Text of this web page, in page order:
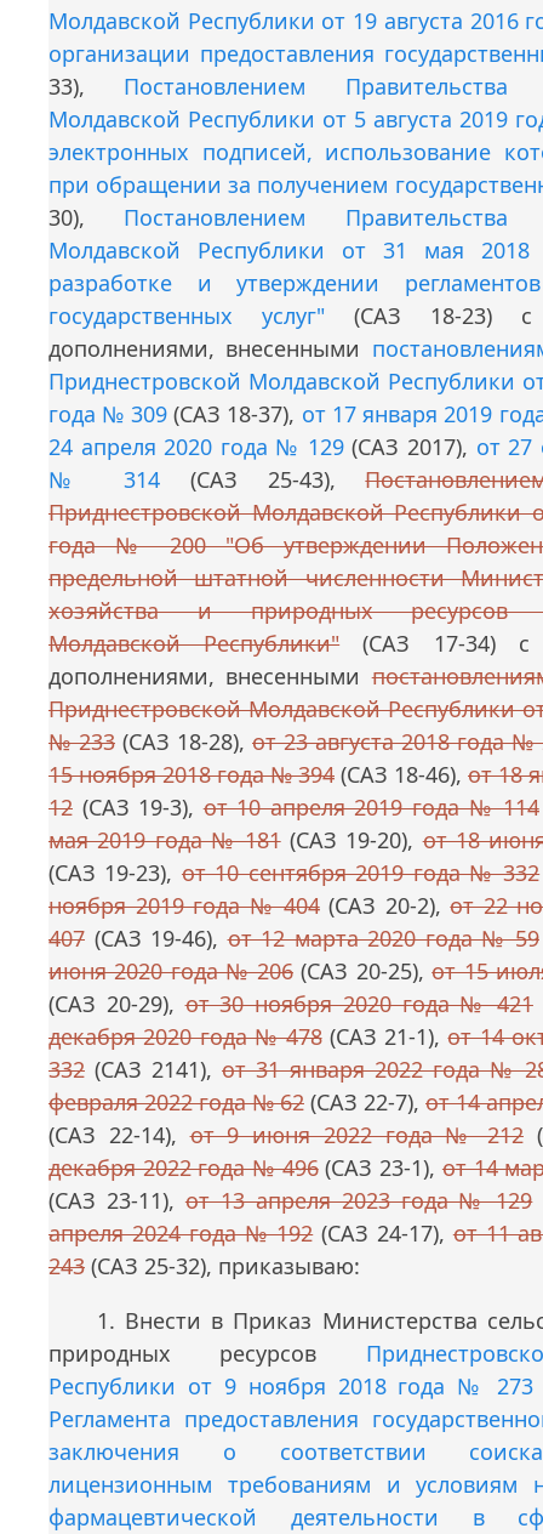
Молдавской Республики от 19 августа 2016
организации предоставления
33), Постановлением Правительства
Молдавской Республики от 5 августа 2019
электронных подписей, использование
при обращении за получением
30), Постановлением Правительства
Молдавской Республики от 31 мая
разработке и утверждении
государственных услуг" (САЗ 18-23) с
дополнениями, внесенными
Приднестровской Молдавской Республики
года № 309(САЗ 18-37), от 17 января 2019
24 апреля 2020 года № 129(САЗ 2017), от 27
№ 314 (САЗ 25-43),
Приднестровской Молдавской Республики
года № 200 "Об утверждении
предельной штатной численности
хозяйства и природных ресурсов
Молдавской Республики"(САЗ 17-34) с
дополнениями, внесенными
Приднестровской Молдавской Республики
№ 233 (САЗ 18-28), от 23 августа 2018 года №
15 ноября 2018 года № 394 (САЗ 18-46), от 18
12 (САЗ 19-3),от 10 апреля 2019 года № 114
мая 2019 года № 181(САЗ 19-20),от 18
(САЗ 19-23), от 10 сентября 2019 года № 332
ноября 2019 года № 404(САЗ 20-2),от 22
407 (САЗ 19-46),от 12 марта 2020 года № 59
июня 2020 года № 206 (САЗ 20-25),от 15
(САЗ 20-29),от 30 ноября 2020 года № 421
декабря 2020 года № 478(САЗ 21-1),от 14
332 (САЗ 2141), от 31 января 2022 года №
февраля 2022 года № 62 (САЗ 22-7), от 14
(САЗ 22-14),от 9 июня 2022 года № 212
декабря 2022 года № 496(САЗ 23-1), от 14
(САЗ 23-11),от 13 апреля 2023 года № 129
апреля 2024 года № 192(САЗ 24-17),от 11
243 (САЗ 25-32), приказываю:
1. Внести в Приказ Министерства
природных ресурсов
Республики от 9 ноября 2018 года №
Регламента предоставления
заключения о соответствии
лицензионным требованиям и условиям
фармацевтической деятельности в